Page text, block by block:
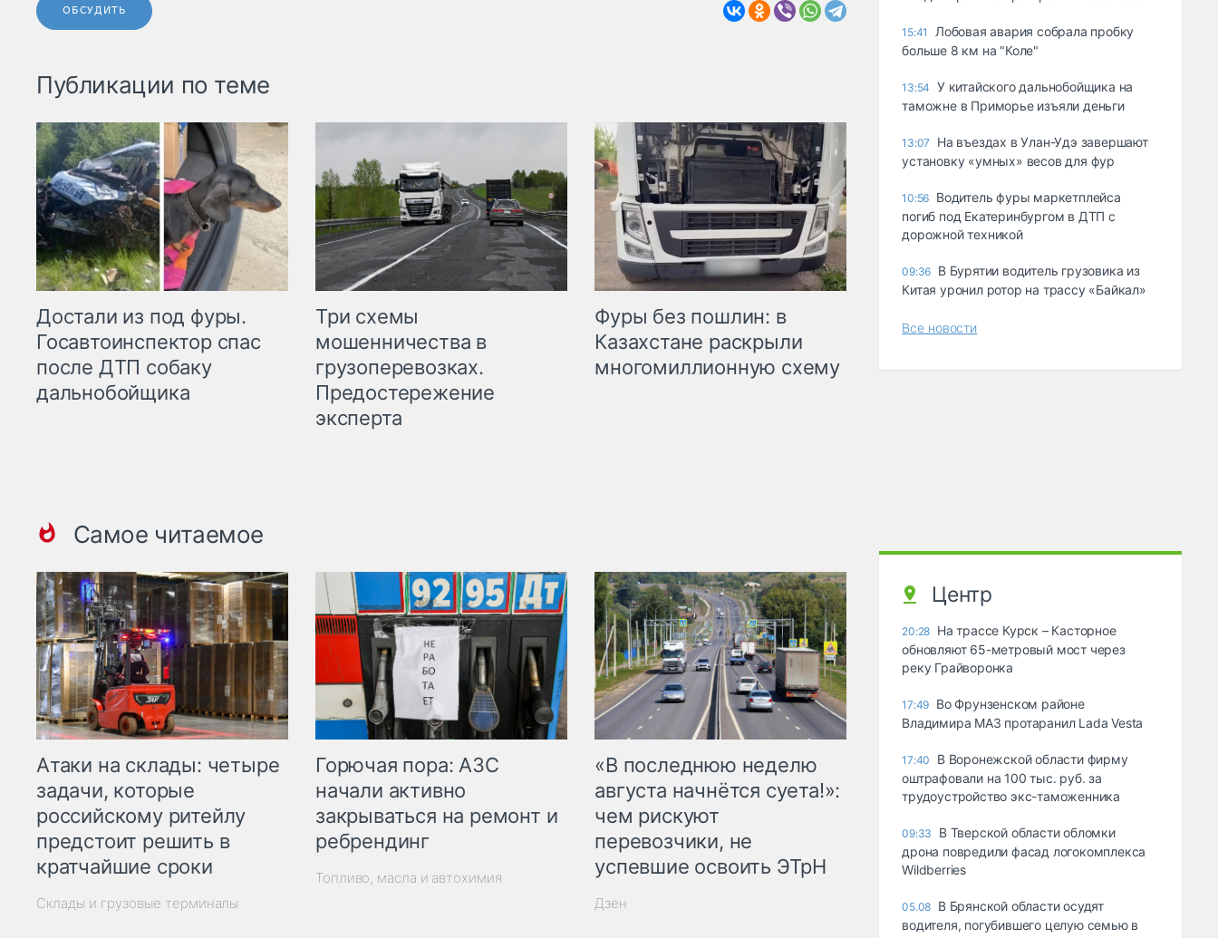
ОБСУДИТЬ
Публикации по теме
Достали из под фуры.
Госавтоинспектор спас
после ДТП собаку
дальнобойщика
Три схемы
мошенничества в
грузоперевозках.
Предостережение
эксперта
Фуры без пошлин: в
Казахстане раскрыли
многомиллионную схему
Самое читаемое
Атаки на склады: четыре
задачи, которые
российскому ритейлу
предстоит решить в
кратчайшие сроки
Склады и грузовые терминалы
Горючая пора: АЗС
начали активно
закрываться на ремонт и
ребрендинг
Топливо, масла и автохимия
«В последнюю неделю
августа начнётся суета!»:
чем рискуют
перевозчики, не
успевшие освоить ЭТрН
Дзен
15:41
Лобовая авария собрала пробку
больше 8 км на "Коле"
13:54
У китайского дальнобойщика на
таможне в Приморье изъяли деньги
13:07
Ha въeздax в Улaн-Удэ зaвepшaют
ycтaнoвкy «yмныx» вecoв для фyp
10:56 Водитель фуры маркетплейса
погиб под Екатеринбургом в ДТП с
дорожной техникой
09:36 В Бурятии водитель грузовика из
Китая уронил ротор на трассу «Байкал»
Все новости
Центр
20:28 На трассе Курск – Касторное
обновляют 65-метровый мост через
реку Грайворонка
17:49 Во Фрунзенском районе
Владимира МАЗ протаранил Lada Vesta
17:40
В Воронежской области фирму
оштрафовали на 100 тыс. руб. за
трудоустройство экс-таможенника
09:33
В Тверской области обломки
дрона повредили фасад логокомплекса
Wildberries
05.08 В Брянской области осудят
водителя, погубившего целую семью в